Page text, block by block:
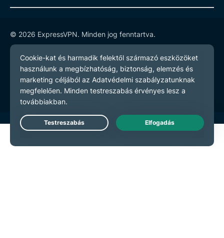
© 2026 ExpressVPN. Minden jog fenntartva.
Adatvédelmi szabályzatot
Szerződési feltételeket
Cookie preferenciák
Live Chat